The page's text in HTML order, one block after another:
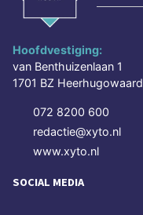
Hoofdvestiging:
van Benthuizenlaan 1
1701 BZ Heerhugowaard
072 8200 600
redactie@xyto.nl
www.xyto.nl
SOCIAL MEDIA